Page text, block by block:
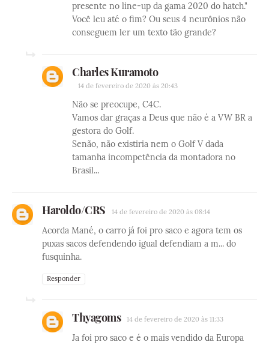
presente no line-up da gama 2020 do hatch."
Você leu até o fim? Ou seus 4 neurônios não
conseguem ler um texto tão grande?
Charles Kuramoto
14 de fevereiro de 2020 às 20:43
Não se preocupe, C4C.
Vamos dar graças a Deus que não é a VW BR a
gestora do Golf.
Senão, não existiria nem o Golf V dada
tamanha incompetência da montadora no
Brasil...
Haroldo/CRS 14 de fevereiro de 2020 às 08:14
Acorda Mané, o carro já foi pro saco e agora tem os
puxas sacos defendendo igual defendiam a m... do
fusquinha.
Responder
Thyagoms 14 de fevereiro de 2020 às 11:33
Ja foi pro saco e é o mais vendido da Europa